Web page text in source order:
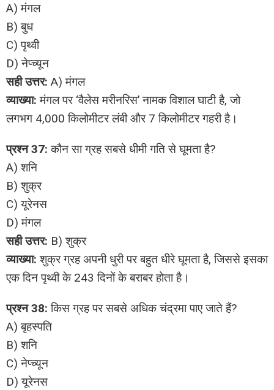
A) मंगल
B) बुध
C) पृथ्वी
D) नेप्च्यून
सही उत्तर: A) मंगल
व्याख्या: मंगल पर ‘वैलेस मरीनरिस’ नामक विशाल घाटी है, जो
लगभग 4,000 किलोमीटर लंबी और 7 किलोमीटर गहरी है।
प्रश्न 37: कौन सा ग्रह सबसे धीमी गति से घूमता है?
A) शनि
B) शुक्र
C) यूरेनस
D) मंगल
सही उत्तर: B) शुक्र
व्याख्या: शुक्र ग्रह अपनी धुरी पर बहुत धीरे घूमता है, जिससे इसका
एक दिन पृथ्वी के 243 दिनों के बराबर होता है।
प्रश्न 38: किस ग्रह पर सबसे अधिक चंद्रमा पाए जाते हैं?
A) बृहस्पति
B) शनि
C) नेप्च्यून
D) यूरेनस